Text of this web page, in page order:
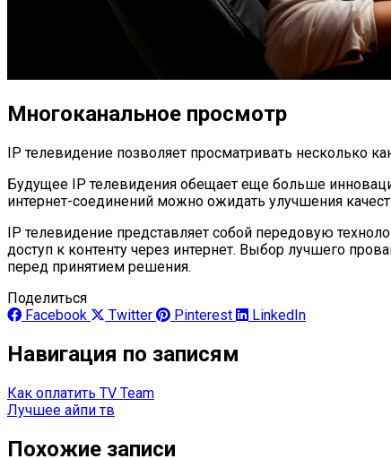
Многоканальное просмотр
IP телевидение позволяет просматривать несколько
Будущее IP телевидения обещает еще больше
интернет-соединений можно ожидать улучшения
IP телевидение представляет собой передовую
доступ к контенту через интернет. Выбор лучшего
перед принятием решения.
Поделиться
Facebook
Twitter Pinterest LinkedIn
Навигация по записям
Как оплатить TV Team
Лучшее айпи тв
Похожие записи